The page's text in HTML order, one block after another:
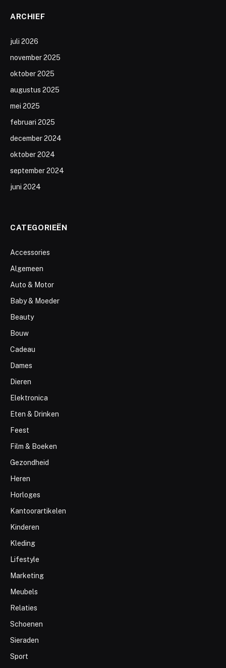
ARCHIEF
juli 2026
november 2025
oktober 2025
augustus 2025
mei 2025
februari 2025
december 2024
oktober 2024
september 2024
juni 2024
CATEGORIEËN
Accessories
Algemeen
Auto & Motor
Baby & Moeder
Beauty
Bouw
Cadeau
Dames
Dieren
Elektronica
Eten & Drinken
Feest
Film & Boeken
Gezondheid
Heren
Horloges
Kantoorartikelen
Kinderen
Kleding
Lifestyle
Marketing
Meubels
Relaties
Schoenen
Sieraden
Sport